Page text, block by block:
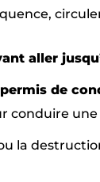
aller
de
conduire
la